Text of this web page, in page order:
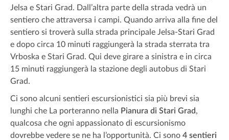
Jelsa e Stari Grad. Dall’altra parte della strada vedrà un
sentiero che attraversa i campi. Quando arriva alla fine del
sentiero si troverà sulla strada principale Jelsa-Stari Grad
e dopo circa 10 minuti raggiungerà la strada sterrata tra
Vrboska e Stari Grad. Qui deve girare a sinistra e in circa
15 minuti raggiungerà la stazione degli autobus di Stari
Grad.
Ci sono alcuni sentieri escursionistici sia più brevi sia
lunghi che La porteranno nella Pianura di Stari Grad,
qualcosa che ogni appassionato di escursionismo
dovrebbe vedere se ne ha l’opportunità. Ci sono 4 sentieri